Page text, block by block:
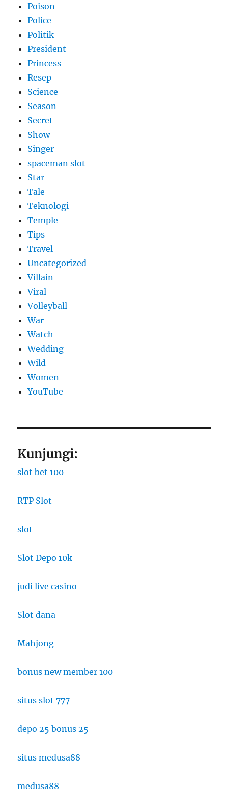
Poison
Police
Politik
President
Princess
Resep
Science
Season
Secret
Show
Singer
spaceman slot
Star
Tale
Teknologi
Temple
Tips
Travel
Uncategorized
Villain
Viral
Volleyball
War
Watch
Wedding
Wild
Women
YouTube
Kunjungi:
slot bet 100
RTP Slot
slot
Slot Depo 10k
judi live casino
Slot dana
Mahjong
bonus new member 100
situs slot 777
depo 25 bonus 25
situs medusa88
medusa88